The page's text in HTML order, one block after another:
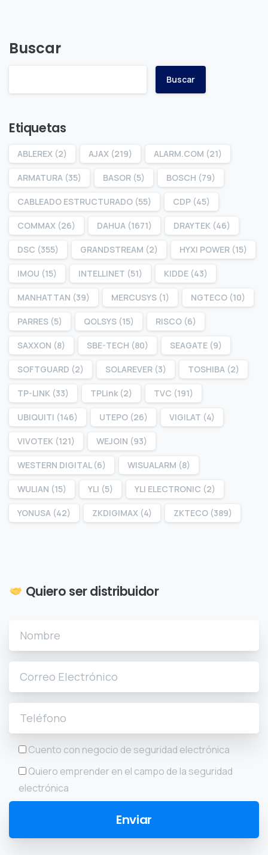
Buscar
Buscar
Etiquetas
ABLEREX (2) AJAX (219) ALARM.COM (21)
ARMATURA (35) BASOR (5) BOSCH (79)
CABLEADO ESTRUCTURADO (55) CDP (45)
COMMAX (26) DAHUA (1671) DRAYTEK (46)
DSC (355) GRANDSTREAM (2) HYXI POWER (15)
IMOU (15) INTELLINET (51) KIDDE (43)
MANHATTAN (39) MERCUSYS (1) NGTECO (10)
PARRES (5) QOLSYS (15) RISCO (6)
SAXXON (8) SBE-TECH (80) SEAGATE (9)
SOFTGUARD (2) SOLAREVER (3) TOSHIBA (2)
TP-LINK (33) TPLink (2) TVC (191)
UBIQUITI (146) UTEPO (26) VIGILAT (4)
VIVOTEK (121) WEJOIN (93)
WESTERN DIGITAL(6) WISUALARM (8)
WULIAN (15) YLI (5) YLI ELECTRONIC (2)
YONUSA (42) ZKDIGIMAX (4) ZKTECO (389)
Quiero ser distribuidor
Cuento con negocio de seguridad electrónica
Quiero emprender en el campo de la seguridad
electrónica